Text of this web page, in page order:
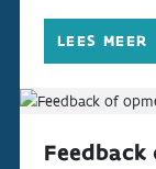
LEES MEER
Feedback